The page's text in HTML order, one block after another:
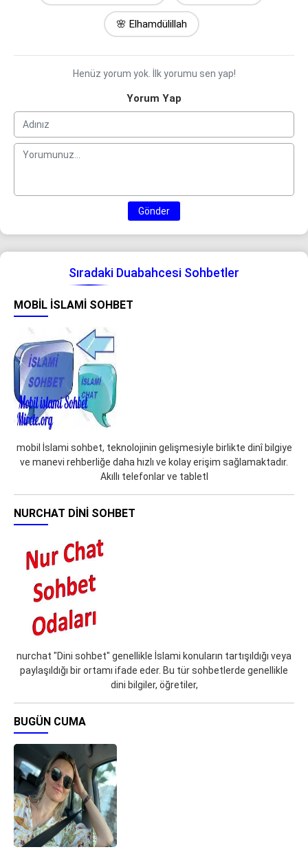
🌸 Elhamdülillah
Henüz yorum yok. İlk yorumu sen yap!
Yorum Yap
Gönder
Sıradaki Duabahcesi Sohbetler
MOBIL İSLAMI SOHBET
mobil İslami sohbet, teknolojinin gelişmesiyle birlikte dinî bilgiye
ve manevi rehberliğe daha hızlı ve kolay erişim sağlamaktadır.
Akıllı telefonlar ve tabletl
NURCHAT DINI SOHBET
nurchat "Dini sohbet" genellikle İslami konuların tartışıldığı veya
paylaşıldığı bir ortamı ifade eder. Bu tür sohbetlerde genellikle
dini bilgiler, öğretiler,
BUGÜN CUMA